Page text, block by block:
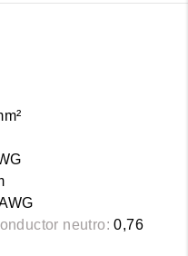
neutro: 0,76